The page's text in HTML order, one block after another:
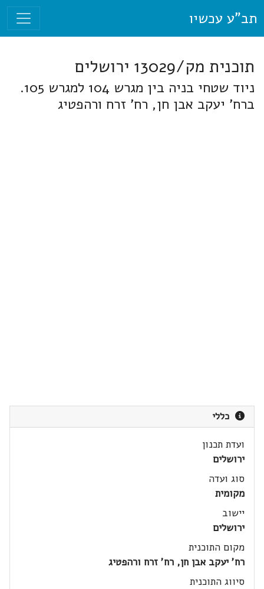
תב"ע עכשיו
תוכנית מק/13029 ירושלים
ניוד שטחי בניה בין מגרש 104 למגרש 105.
ברח' יעקב אבן חן, רח' זרח ורהפטיג
כללי
ועדת תכנון
ירושלים
סוג ועדה
מקומית
יישוב
ירושלים
מקום התוכנית
רח' יעקב אבן חן, רח' זרח ורהפטיג
סיווג התוכנית